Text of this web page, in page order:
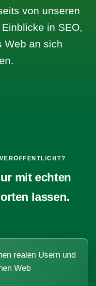
von unseren
in SEO,
Web an sich
mit echten
lassen.
realen Usern und
Web